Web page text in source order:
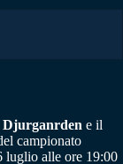
Djurganrden e il
campionato
luglio alle ore 19:00